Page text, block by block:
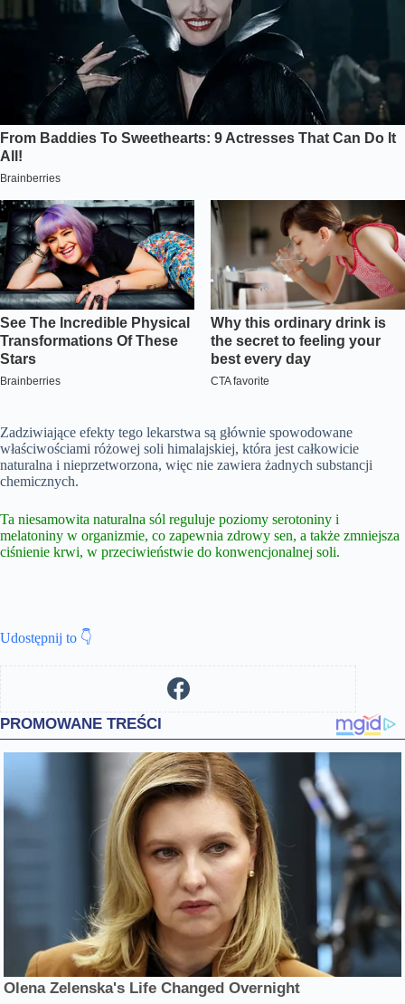
Zadziwiające efekty tego lekarstwa są głównie spowodowane
właściwościami różowej soli himalajskiej, która jest całkowicie
naturalna i nieprzetworzona, więc nie zawiera żadnych substancji
chemicznych.
Ta niesamowita naturalna sól reguluje poziomy serotoniny i
melatoniny w organizmie, co zapewnia zdrowy sen, a także zmniejsza
ciśnienie krwi, w przeciwieństwie do konwencjonalnej soli.
Udostępnij to 👇